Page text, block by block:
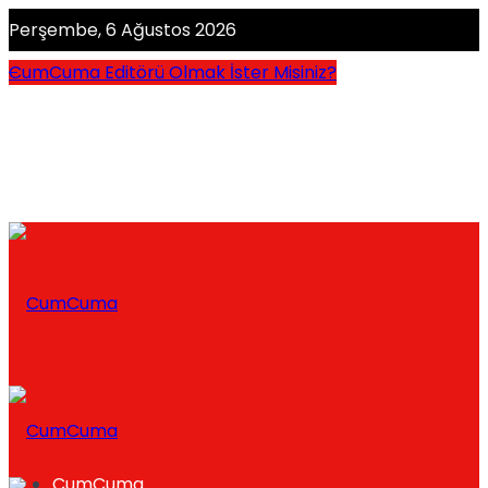
Perşembe, 6 Ağustos 2026
CumCuma Editörü Olmak İster Misiniz?